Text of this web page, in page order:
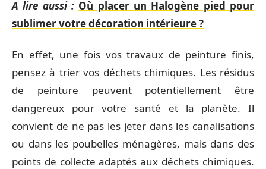
A lire aussi : Où placer un Halogène pied pour
sublimer votre décoration intérieure ?
En effet, une fois vos travaux de peinture finis,
pensez à trier vos déchets chimiques. Les résidus
de peinture peuvent potentiellement être
dangereux pour votre santé et la planète. Il
convient de ne pas les jeter dans les canalisations
ou dans les poubelles ménagères, mais dans des
points de collecte adaptés aux déchets chimiques.